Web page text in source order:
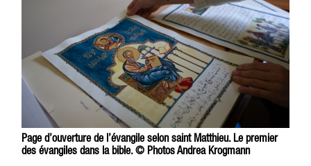
Page d’ouverture de l’évangile selon saint Matthieu. Le premier
des évangiles dans la bible. © Photos Andrea Krogmann